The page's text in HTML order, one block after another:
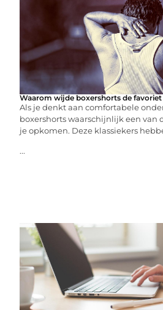
Waarom wijde boxershorts de
Als je denkt aan comfortabele
boxershorts waarschijnlijk een van
je opkomen. Deze klassiekers
...